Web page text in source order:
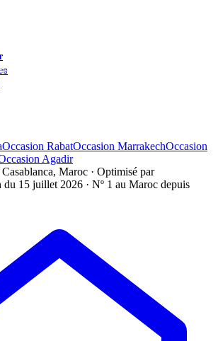
Occasion RabatOccasion MarrakechOccasion
Agadir
Maroc · Optimisé par
du 15 juillet 2026 · Nº 1 au Maroc depuis